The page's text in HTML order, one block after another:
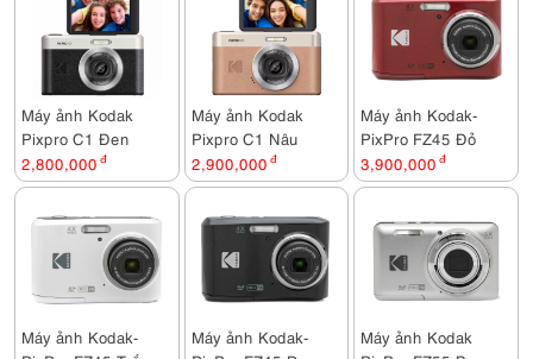
Máy ảnh Kodak
Pixpro C1 Đen
2,800,000 đ
Máy ảnh Kodak
Pixpro C1 Nâu
2,900,000 đ
Máy ảnh Kodak-
PixPro FZ45 Đỏ
3,900,000 đ
Máy ảnh Kodak-
Máy ảnh Kodak-
Máy ảnh Kodak